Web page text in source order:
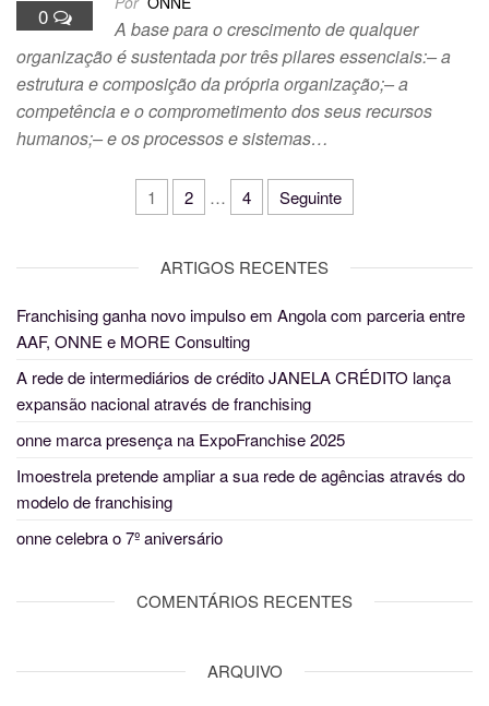
0
A base para o crescimento de qualquer
organização é sustentada por três pilares essenciais:– a
estrutura e composição da própria organização;– a
competência e o comprometimento dos seus recursos
humanos;– e os processos e sistemas…
Navegação de artigos
1 2 … 4 Seguinte
ARTIGOS RECENTES
Franchising ganha novo impulso em Angola com parceria entre
AAF, ONNE e MORE Consulting
A rede de intermediários de crédito JANELA CRÉDITO lança
expansão nacional através de franchising
onne marca presença na ExpoFranchise 2025
Imoestrela pretende ampliar a sua rede de agências através do
modelo de franchising
onne celebra o 7º aniversário
COMENTÁRIOS RECENTES
ARQUIVO